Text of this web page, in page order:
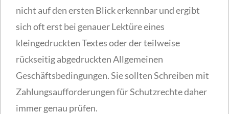
nicht auf den ersten Blick erkennbar und ergibt
sich oft erst bei genauer Lektüre eines
kleingedruckten Textes oder der teilweise
rückseitig abgedruckten Allgemeinen
Geschäftsbedingungen. Sie sollten Schreiben mit
Zahlungsaufforderungen für Schutzrechte daher
immer genau prüfen.